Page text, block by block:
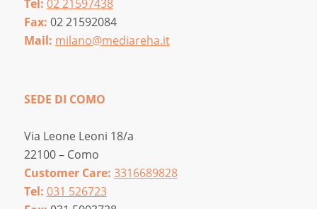
Tel: 02 21597438
Fax: 02 21592084
Mail: milano@mediareha.it
SEDE DI COMO
Via Leone Leoni 18/a
22100 – Como
Customer Care: 3316689828
Tel: 031 526723